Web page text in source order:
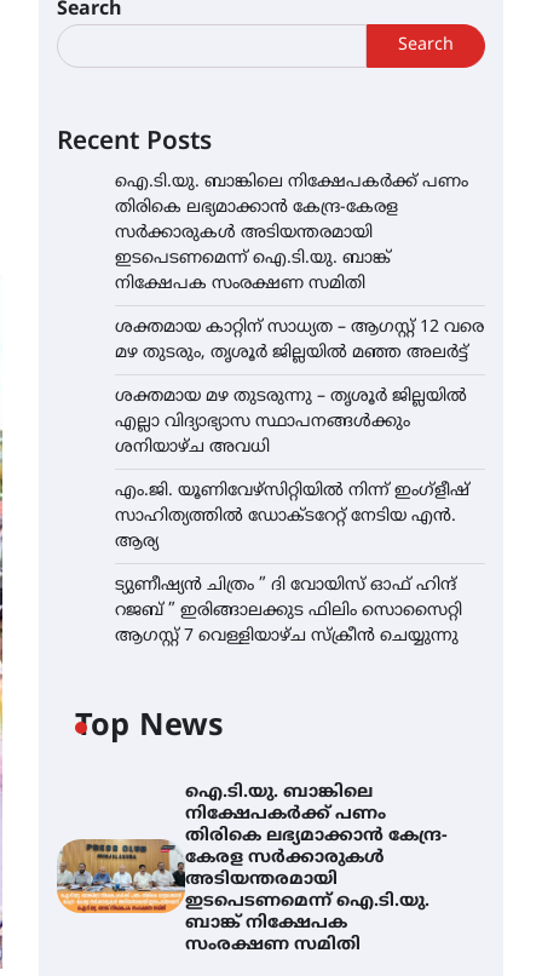
Search
Search
Recent Posts
ഐ.ടി.യു. ബാങ്കിലെ നിക്ഷേപകർക്ക് പണം
തിരികെ ലഭ്യമാക്കാൻ കേന്ദ്ര-കേരള
സർക്കാരുകൾ അടിയന്തരമായി
ഇടപെടണമെന്ന് ഐ.ടി.യു. ബാങ്ക്
നിക്ഷേപക സംരക്ഷണ സമിതി
ശക്തമായ കാറ്റിന് സാധ്യത – ആഗസ്റ്റ് 12 വരെ
മഴ തുടരും, തൃശൂർ ജില്ലയിൽ മഞ്ഞ അലർട്ട്
ശക്തമായ മഴ തുടരുന്നു – തൃശൂർ ജില്ലയിൽ
എല്ലാ വിദ്യാഭ്യാസ സ്ഥാപനങ്ങൾക്കും
ശനിയാഴ്ച അവധി
എം.ജി. യൂണിവേഴ്‌സിറ്റിയിൽ നിന്ന് ഇംഗ്ളീഷ്
സാഹിത്യത്തിൽ ഡോക്ടറേറ്റ് നേടിയ എൻ.
ആര്യ
ട്യുണീഷ്യൻ ചിത്രം ” ദി വോയിസ് ഓഫ് ഹിന്ദ്
റജബ് ” ഇരിങ്ങാലക്കുട ഫിലിം സൊസൈറ്റി
ആഗസ്റ്റ് 7 വെള്ളിയാഴ്ച സ്‌ക്രീൻ ചെയ്യുന്നു
Top News
ഐ.ടി.യു. ബാങ്കിലെ
നിക്ഷേപകർക്ക് പണം
തിരികെ ലഭ്യമാക്കാൻ കേന്ദ്ര-
കേരള സർക്കാരുകൾ
അടിയന്തരമായി
ഇടപെടണമെന്ന് ഐ.ടി.യു.
ബാങ്ക് നിക്ഷേപക
സംരക്ഷണ സമിതി